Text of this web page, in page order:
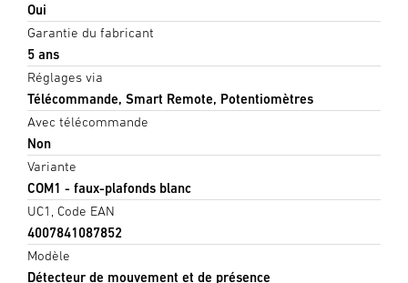
Oui
Garantie du fabricant
5 ans
Réglages via
Télécommande, Smart Remote, Potentiomètres
Avec télécommande
Non
Variante
COM1 - faux-plafonds blanc
UC1, Code EAN
4007841087852
Modèle
Détecteur de mouvement et de présence